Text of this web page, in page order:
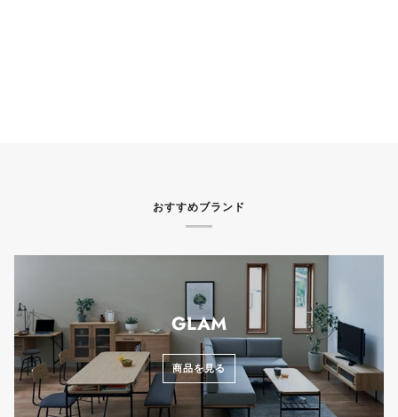
おすすめブランド
GLAM
商品を見る